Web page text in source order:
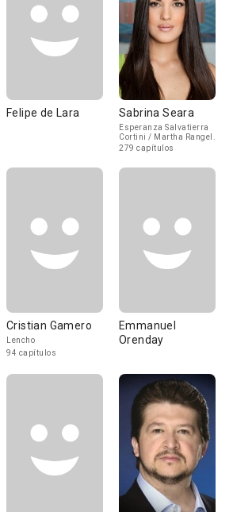
Felipe de Lara Sabrina Seara
Esperanza Salvatierra
Cortini / Martha Rangel
"La Venezolana"
279 capítulos
Cristian Gamero
Lencho
94 capítulos
Emmanuel
Orenday